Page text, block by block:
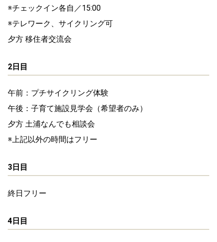
※チェックイン各自／15:00
※テレワーク、サイクリング可
夕方 移住者交流会
2日目
午前：プチサイクリング体験
午後：子育て施設見学会（希望者のみ）
夕方 土浦なんでも相談会
※上記以外の時間はフリー
3日目
終日フリー
4日目